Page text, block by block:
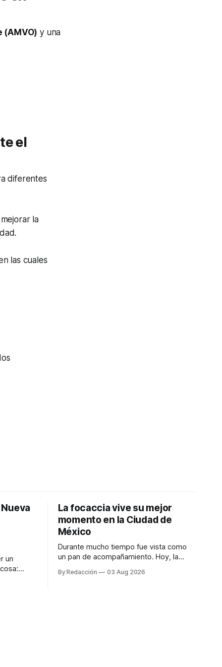
(AMVO) y una
el
diferentes
la
las cuales
un
La focaccia vive su mejor
momento en la Ciudad de
México
Durante mucho tiempo fue vista como
un pan de acompañamiento. Hoy, la
platillos favoritos de quienes buscan
By Redacción 03 Aug 2026